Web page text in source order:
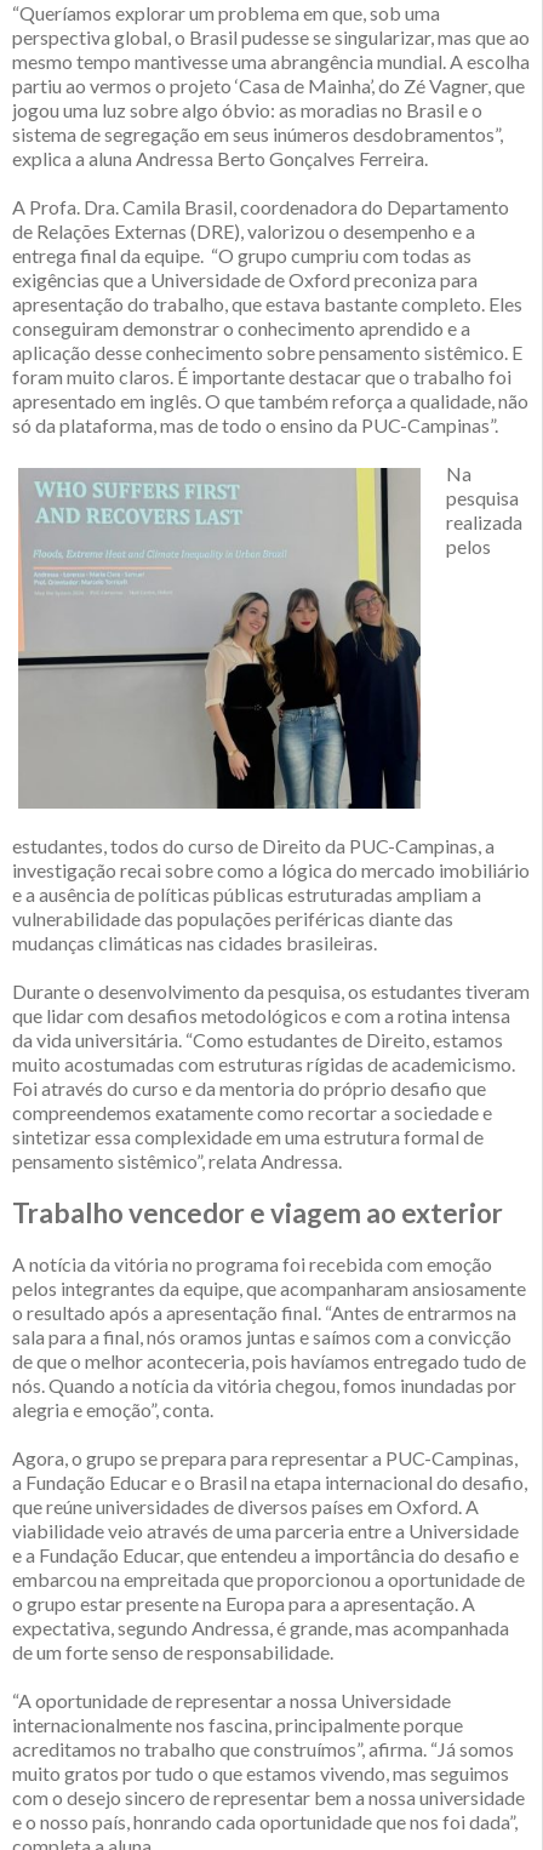
“Queríamos explorar um problema em que, sob uma
perspectiva global, o Brasil pudesse se singularizar, mas que ao
mesmo tempo mantivesse uma abrangência mundial. A escolha
partiu ao vermos o projeto ‘Casa de Mainha’, do Zé Vagner, que
jogou uma luz sobre algo óbvio: as moradias no Brasil e o
sistema de segregação em seus inúmeros desdobramentos”,
explica a aluna Andressa Berto Gonçalves Ferreira.
A Profa. Dra. Camila Brasil, coordenadora do Departamento
de Relações Externas (DRE), valorizou o desempenho e a
entrega final da equipe. “O grupo cumpriu com todas as
exigências que a Universidade de Oxford preconiza para
apresentação do trabalho, que estava bastante completo. Eles
conseguiram demonstrar o conhecimento aprendido e a
aplicação desse conhecimento sobre pensamento sistêmico. E
foram muito claros. É importante destacar que o trabalho foi
apresentado em inglês. O que também reforça a qualidade, não
só da plataforma, mas de todo o ensino da PUC-Campinas”.
Na
pesquisa
realizada
pelos
estudantes, todos do curso de Direito da PUC-Campinas, a
investigação recai sobre como a lógica do mercado imobiliário
e a ausência de políticas públicas estruturadas ampliam a
vulnerabilidade das populações periféricas diante das
mudanças climáticas nas cidades brasileiras.
Durante o desenvolvimento da pesquisa, os estudantes tiveram
que lidar com desafios metodológicos e com a rotina intensa
da vida universitária. “Como estudantes de Direito, estamos
muito acostumadas com estruturas rígidas de academicismo.
Foi através do curso e da mentoria do próprio desafio que
compreendemos exatamente como recortar a sociedade e
sintetizar essa complexidade em uma estrutura formal de
pensamento sistêmico”, relata Andressa.
Trabalho vencedor e viagem ao exterior
A notícia da vitória no programa foi recebida com emoção
pelos integrantes da equipe, que acompanharam ansiosamente
o resultado após a apresentação final. “Antes de entrarmos na
sala para a final, nós oramos juntas e saímos com a convicção
de que o melhor aconteceria, pois havíamos entregado tudo de
nós. Quando a notícia da vitória chegou, fomos inundadas por
alegria e emoção”, conta.
Agora, o grupo se prepara para representar a PUC-Campinas,
a Fundação Educar e o Brasil na etapa internacional do desafio,
que reúne universidades de diversos países em Oxford. A
viabilidade veio através de uma parceria entre a Universidade
e a Fundação Educar, que entendeu a importância do desafio e
embarcou na empreitada que proporcionou a oportunidade de
o grupo estar presente na Europa para a apresentação. A
expectativa, segundo Andressa, é grande, mas acompanhada
de um forte senso de responsabilidade.
“A oportunidade de representar a nossa Universidade
internacionalmente nos fascina, principalmente porque
acreditamos no trabalho que construímos”, afirma. “Já somos
muito gratos por tudo o que estamos vivendo, mas seguimos
com o desejo sincero de representar bem a nossa universidade
e o nosso país, honrando cada oportunidade que nos foi dada”,